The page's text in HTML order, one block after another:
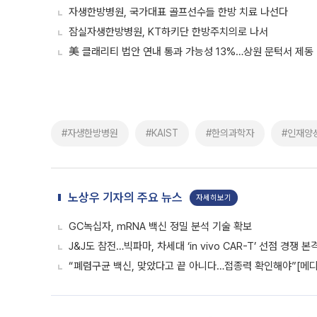
자생한방병원, 국가대표 골프선수들 한방 치료 나선다
잠실자생한방병원, KT하키단 한방주치의로 나서
美 클래리티 법안 연내 통과 가능성 13%…상원 문턱서 제동
#자생한방병원 #KAIST #한의과학자 #인재양
노상우 기자의 주요 뉴스 자세히보기
GC녹십자, mRNA 백신 정밀 분석 기술 확보
J&J도 참전…빅파마, 차세대 ‘in vivo CAR-T’ 선점 경쟁 본
“폐렴구균 백신, 맞았다고 끝 아니다…접종력 확인해야”[메